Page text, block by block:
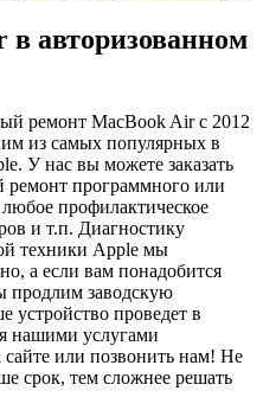
авторизованном
ремонт MacBook Air с 2012
из самых популярных в
У нас вы можете заказать
ремонт программного или
профилактическое
и т.п. Диагностику
техники Apple мы
а если вам понадобится
продлим заводскую
устройство проведет в
нашими услугами
сайте или позвонить нам! Не
срок, тем сложнее решать